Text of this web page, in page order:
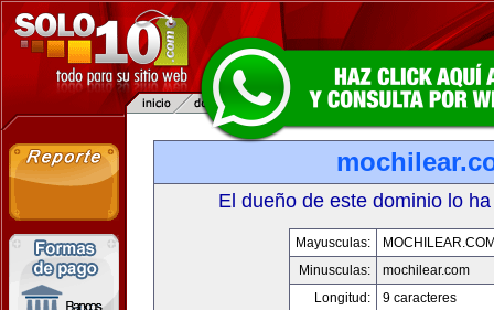
El dueño de este dominio lo
Mayusculas:
Minusculas:
mochilear.com
Longitud:
9 caracteres